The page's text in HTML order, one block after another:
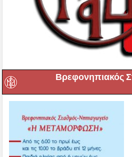
Βρεφονηπιακός